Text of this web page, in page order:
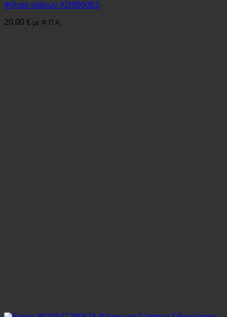
Φίλτρο αλάτων XD9060E0
20.00 € με Φ.Π.Α.